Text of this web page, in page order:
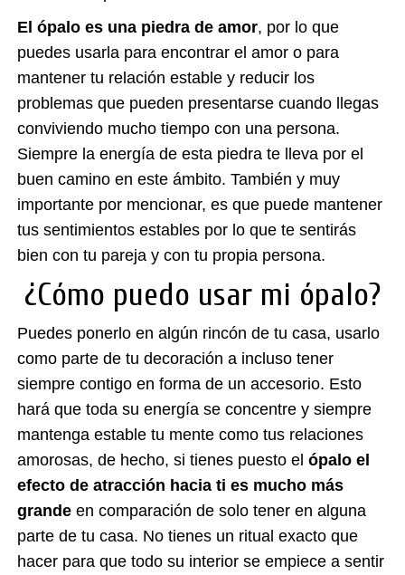
El ópalo es una piedra de amor, por lo que
puedes usarla para encontrar el amor o para
mantener tu relación estable y reducir los
problemas que pueden presentarse cuando llegas
conviviendo mucho tiempo con una persona.
Siempre la energía de esta piedra te lleva por el
buen camino en este ámbito. También y muy
importante por mencionar, es que puede mantener
tus sentimientos estables por lo que te sentirás
bien con tu pareja y con tu propia persona.
¿Cómo puedo usar mi ópalo?
Puedes ponerlo en algún rincón de tu casa, usarlo
como parte de tu decoración a incluso tener
siempre contigo en forma de un accesorio. Esto
hará que toda su energía se concentre y siempre
mantenga estable tu mente como tus relaciones
amorosas, de hecho, si tienes puesto el ópalo el
efecto de atracción hacia ti es mucho más
grande en comparación de solo tener en alguna
parte de tu casa. No tienes un ritual exacto que
hacer para que todo su interior se empiece a sentir